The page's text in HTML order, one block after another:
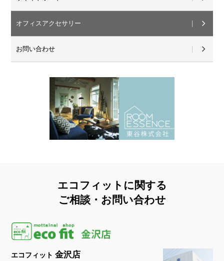
オフィスアクセサリー
お問い合わせ
エコフィットに関する
ご相談・お問い合わせ
エコフィット金沢店